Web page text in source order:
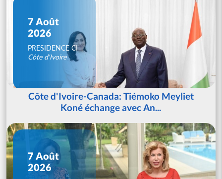
7 Août
2026
PRESIDENCE CI
Côte d'Ivoire
Côte d'Ivoire-Canada: Tiémoko Meyliet
Koné échange avec An...
7 Août
2026